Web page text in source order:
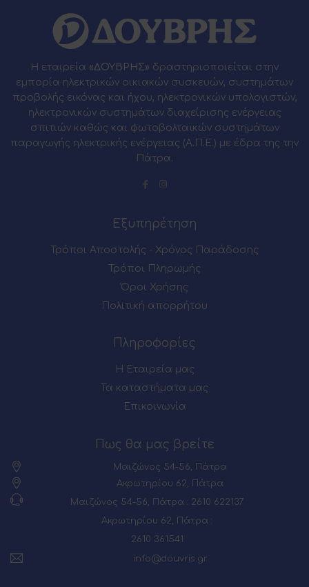
Η εταιρεία «ΔΟΥΒΡΗΣ» δραστηριοποιείται στην
εμπορία ηλεκτρικών οικιακών συσκευών, συστημάτων
προβολής εικόνας και ήχου, ηλεκτρονικών υπολογιστών,
ηλεκτρονικών συστημάτων διαχείρισης ενέργειας
σπιτιών καθώς και φωτοβολταϊκών συστημάτων
παραγωγής ηλεκτρικής ενέργειας (Α.Π.Ε.) με έδρα της την
Πάτρα.
Εξυπηρέτηση
Τρόποι Αποστολής - Χρόνος Παράδοσης
Τρόποι Πληρωμής
Όροι Χρήσης
Πολιτική απορρήτου
Πληροφορίες
Η Εταιρεία μας
Τα καταστήματα μας
Επικοινωνία
Πως θα μας βρείτε
Μαιζώνος 54-56, Πάτρα
Ακρωτηρίου 62, Πάτρα
Μαιζώνος 54-56, Πάτρα : 2610 622137
Ακρωτηρίου 62, Πάτρα :
2610 361541
info@douvris.gr